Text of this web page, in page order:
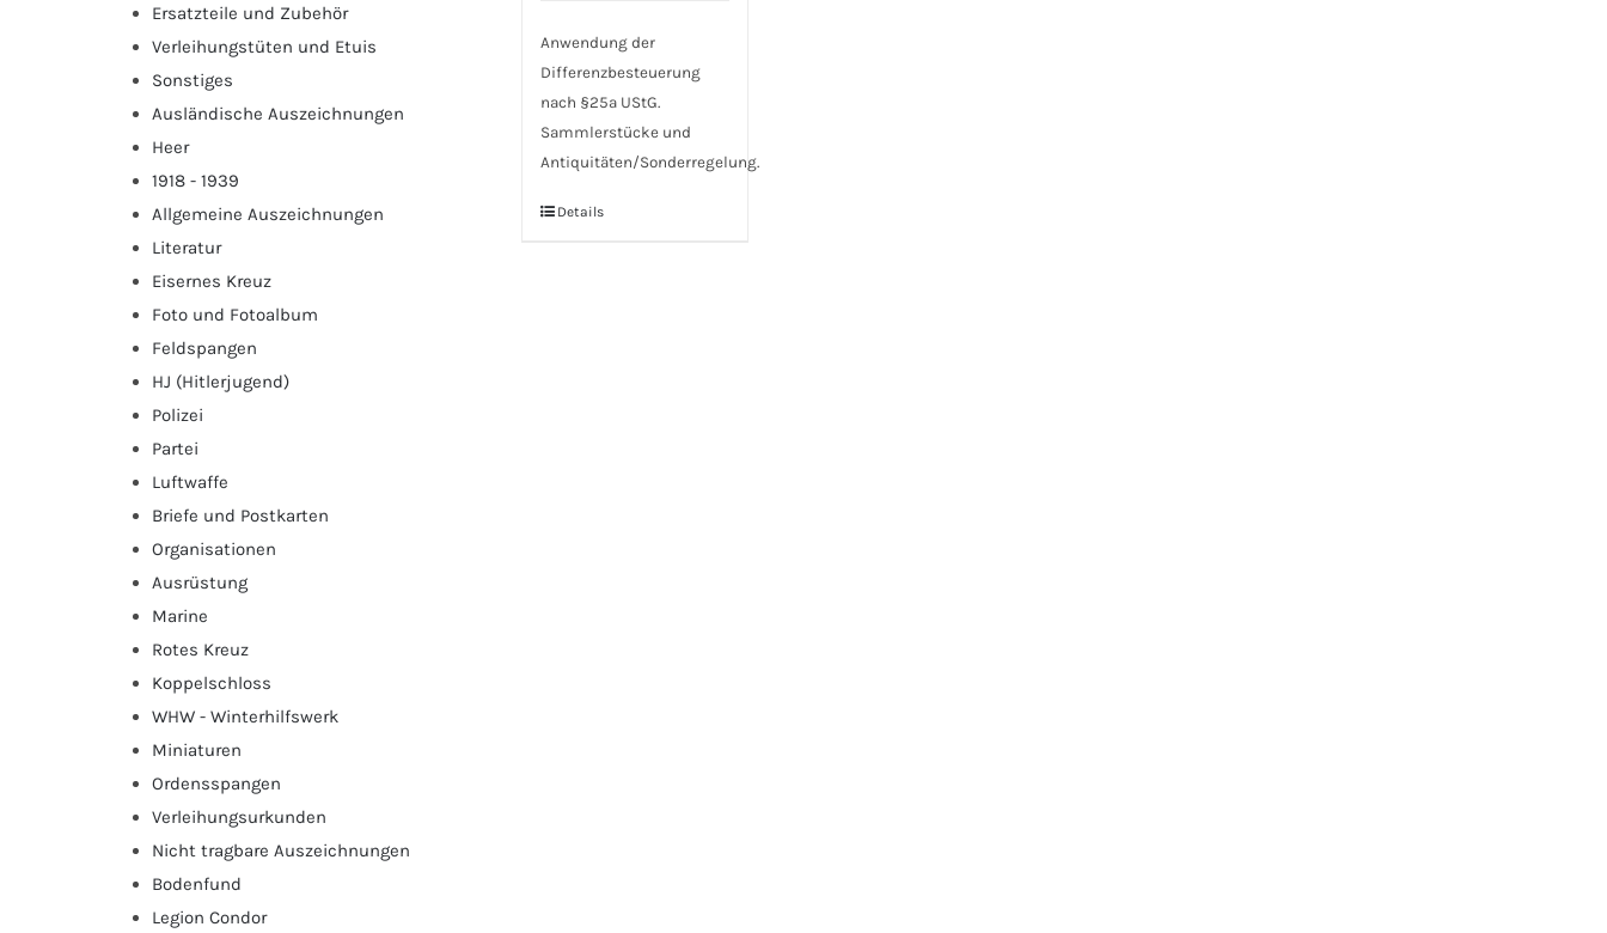
Anwendung der
Differenzbesteuerung
nach §25a UStG.
Sammlerstücke und
Antiquitäten/Sonderregelung.
Details
Ersatzteile und Zubehör
Verleihungstüten und Etuis
Sonstiges
Ausländische Auszeichnungen
Heer
1918 - 1939
Allgemeine Auszeichnungen
Literatur
Eisernes Kreuz
Foto und Fotoalbum
Feldspangen
HJ (Hitlerjugend)
Polizei
Partei
Luftwaffe
Briefe und Postkarten
Organisationen
Ausrüstung
Marine
Rotes Kreuz
Koppelschloss
WHW - Winterhilfswerk
Miniaturen
Ordensspangen
Verleihungsurkunden
Nicht tragbare Auszeichnungen
Bodenfund
Legion Condor